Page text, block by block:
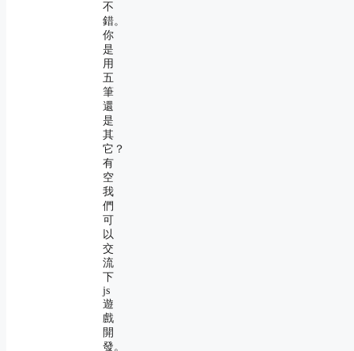
不
錯。
你
是
用
五
筆
還
是
其
它？
有
空
我
們
可
以
交
流
下
js
遊
戲
開
發。